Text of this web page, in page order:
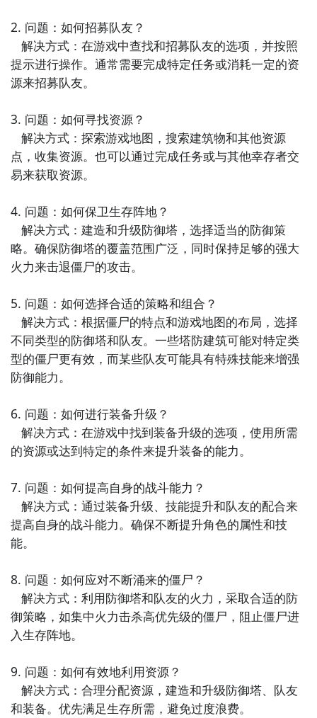
异变围城：绝境防线什么时候公测？公测时间提前预
知，有三大方法，下边就让九游独家来为您揭秘吧！
方法一： 关注九游异变围城：绝境防线大事件
步骤2： 关注大事件列表，每次异变围城：绝境防线测试
的时间都会最新发布，这是九游独家的哦；
方法二： 下载九游APP，订阅绝境防线的开测提醒
步骤2： 进入APP搜索“绝境防线”，订阅后可及时接受活
动,礼包,开测和开放下载的提醒；
全球好游抢先下
立即下载
方法三： 查看九游开测表
步骤1： 在九游开测表中玩家们可以看到当天所有进行开
测的手机游戏，以及最近十天即将进行测试的游戏，有
具体的测试时间以及测试阶段介绍，玩家们可以在这里
查找绝境防线的相关公测时间信息!
好了，绝境防线公测时间的关注方法就讲到这里，各位
玩家是否都已经掌握好以上三种技巧了呢，随时随地关
2. 问题：如何招募队友？
提示进行操作。通常需要完成特定任务或消耗一定的资
源来招募队友。
3. 问题：如何寻找资源？
点，收集资源。也可以通过完成任务或与其他幸存者交
易来获取资源。
4. 问题：如何保卫生存阵地？
略。确保防御塔的覆盖范围广泛，同时保持足够的强大
火力来击退僵尸的攻击。
5. 问题：如何选择合适的策略和组合？
不同类型的防御塔和队友。一些塔防建筑可能对特定类
型的僵尸更有效，而某些队友可能具有特殊技能来增强
防御能力。
6. 问题：如何进行装备升级？
的资源或达到特定的条件来提升装备的能力。
7. 问题：如何提高自身的战斗能力？
提高自身的战斗能力。确保不断提升角色的属性和技
能。
8. 问题：如何应对不断涌来的僵尸？
御策略，如集中火力击杀高优先级的僵尸，阻止僵尸进
入生存阵地。
9. 问题：如何有效地利用资源？
和装备。优先满足生存所需，避免过度浪费。